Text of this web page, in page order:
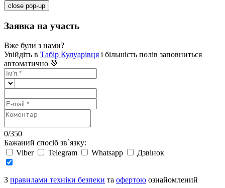
close pop-up
Заявка на участь
Вже були з нами?
Увійдіть в Табір Кулуарівця і більшість полів заповниться
автоматично 💚
0/350
Бажаний спосіб зв`язку:
Viber
Telegram Whatsapp Дзвінок
З правилами техніки безпеки та офертою ознайомлений